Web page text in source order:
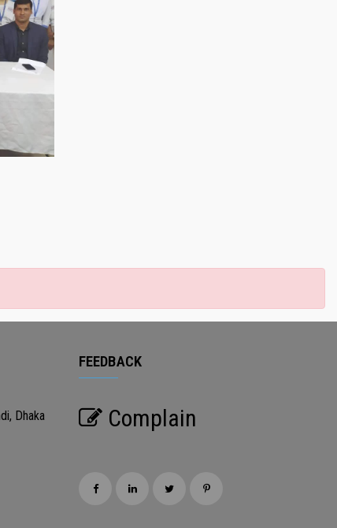
Dhaka
FEEDBACK
Complain